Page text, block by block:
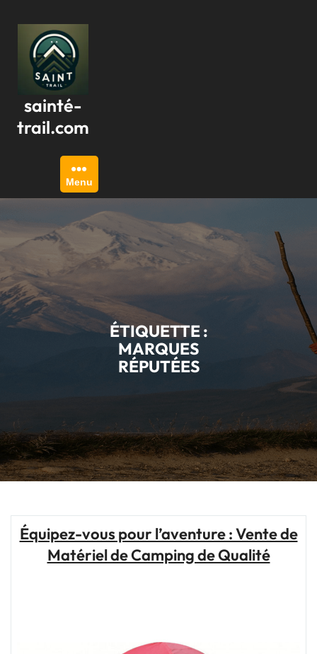
contenu
sainté-
trail.com
Menu
ÉTIQUETTE :
MARQUES
RÉPUTÉES
Équipez-vous pour l’aventure : Vente de
Matériel de Camping de Qualité